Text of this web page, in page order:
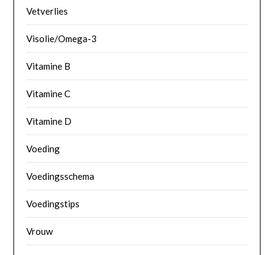
Vetverlies
Visolie/Omega-3
Vitamine B
Vitamine C
Vitamine D
Voeding
Voedingsschema
Voedingstips
Vrouw